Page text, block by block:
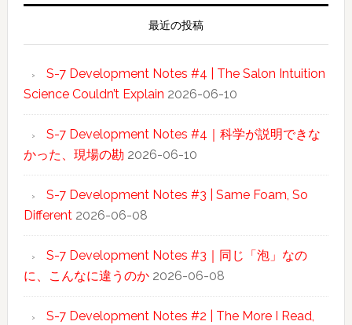
最近の投稿
S-7 Development Notes #4 | The Salon Intuition
Science Couldn’t Explain 2026-06-10
S-7 Development Notes #4｜科学が説明できな
かった、現場の勘 2026-06-10
S-7 Development Notes #3 | Same Foam, So
Different 2026-06-08
S-7 Development Notes #3｜同じ「泡」なの
に、こんなに違うのか 2026-06-08
S-7 Development Notes #2 | The More I Read,